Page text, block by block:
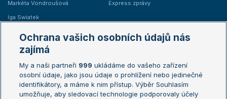
Markéta Vondroušová
Iga Swiatek
Express zprávy
Žebříčky
Žebříček ATP (muži)
Žebříček WTA (ženy)
Sázkařský žebříček
Australian Open
French Open
Wimbledon
Ochrana vašich osobních údajů nás
zajímá
My a naši partneři 999 ukládáme do vašeho zařízení
osobní údaje, jako jsou údaje o prohlížení nebo jedinečné
identifikátory, a máme k nim přístup. Výběr Souhlasím
umožňuje, aby sledovací technologie podporovaly účely